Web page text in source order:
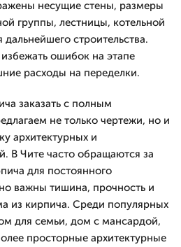
несущие стены, размеры
группы, лестницы, котельной
строительства.
ошибок на этапе
расходы на переделки.
заказать с полным
не только чертежи, но и
архитектурных и
В Чите часто обращаются за
для постоянного
важны тишина, прочность и
из кирпича. Среди популярных
для семьи, дом с мансардой,
просторные архитектурные